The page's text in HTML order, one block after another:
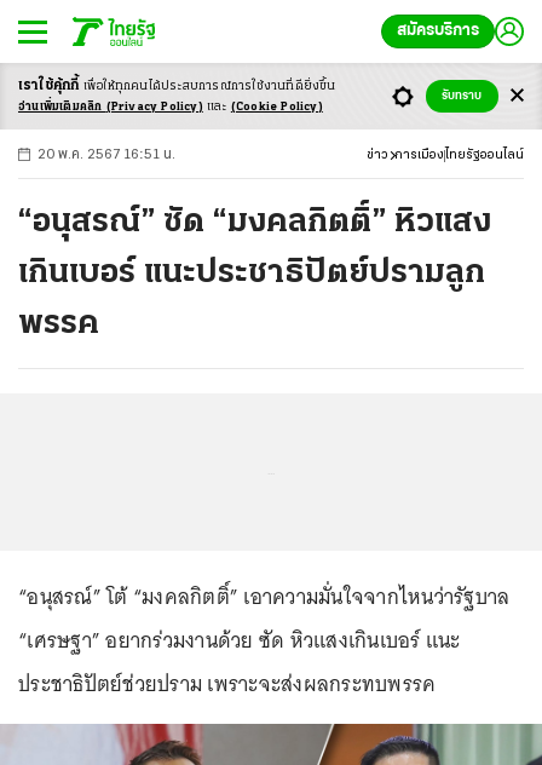
สมัครบริการ
-ก ก ก+
20 พ.ค. 2567 16:51 น. ข่าว การเมือง ไทยรัฐออนไลน์
“อนุสรณ์” ซัด “มงคลกิตติ์” หิวแสง
เกินเบอร์ แนะประชาธิปัตย์ปรามลูก
พรรค
“อนุสรณ์” โต้ “มงคลกิตติ์” เอาความมั่นใจจากไหนว่ารัฐบาล
“เศรษฐา” อยากร่วมงานด้วย ซัด หิวแสงเกินเบอร์ แนะ
ประชาธิปัตย์ช่วยปราม เพราะจะส่งผลกระทบพรรค
เราใช้คุ้กกี้ เพื่อให้ทุกคนได้ประสบการณ์การใช้งานที่ดียิ่งขึ้น
อ่านเพิ่มเติมคลิก (Privacy Policy) และ (Cookie Policy)
รับทราบ